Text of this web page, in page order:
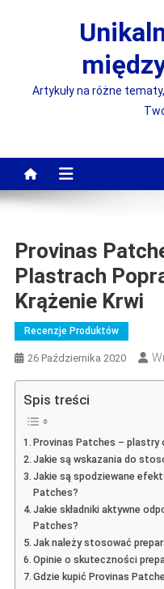
Artykuły na różne
Provinas
Plastrach
Krążenie Krwi
Recenzje Produktów
26 Października 2020
Spis treści
Provinas Patches – plastry
Jakie są wskazania do
Jakie są spodziewane
Patches?
Jakie składniki aktywne
Patches?
Jak należy stosować
Opinie o skuteczności
Gdzie kupić Provinas